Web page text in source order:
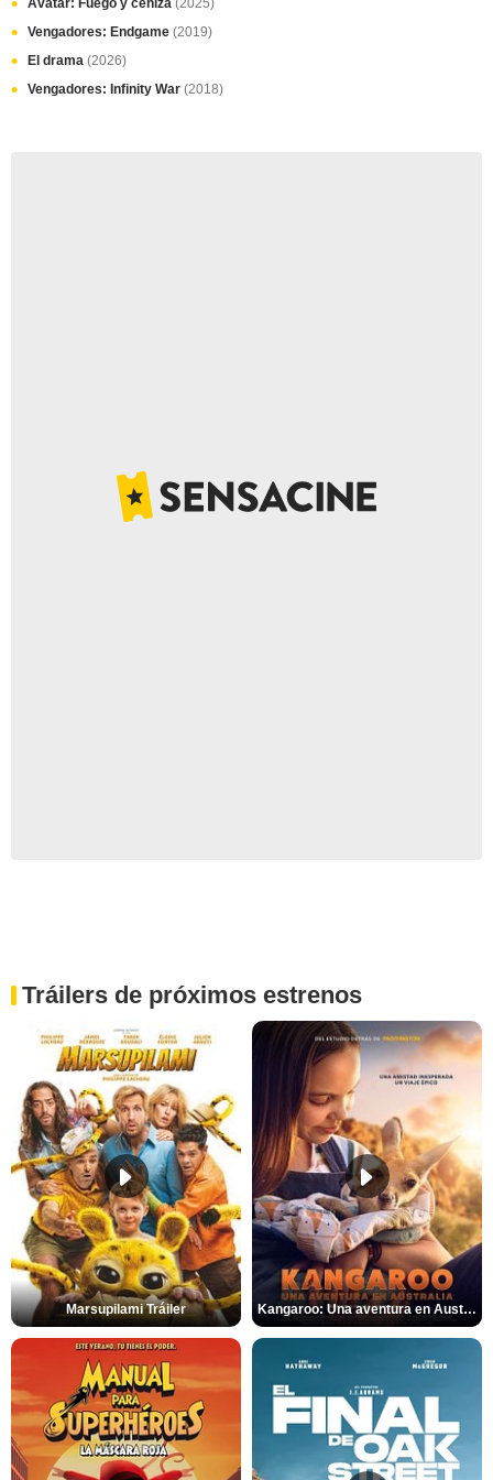
Avatar: Fuego y ceniza (2025)
Vengadores: Endgame (2019)
El drama (2026)
Vengadores: Infinity War (2018)
Tráilers de próximos estrenos
Marsupilami Tráiler Kangaroo: Una aventura en Australia Tráiler